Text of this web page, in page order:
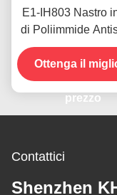
E1-IH803 Nastro
di Poliimmide
Ottenga il
prezzo
Contattici
Shenzhen